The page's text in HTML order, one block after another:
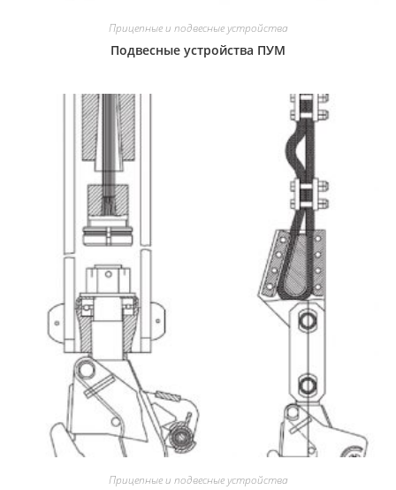
Прицепные и подвесные устройства
Подвесные устройства ПУМ
Прицепные и подвесные устройства